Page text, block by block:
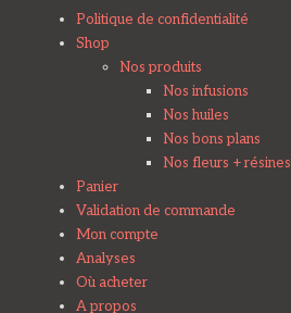
Politique de confidentialité
Shop
Nos produits
Nos infusions
Nos huiles
Nos bons plans
Nos fleurs + résines
Panier
Validation de commande
Mon compte
Analyses
Où acheter
A propos